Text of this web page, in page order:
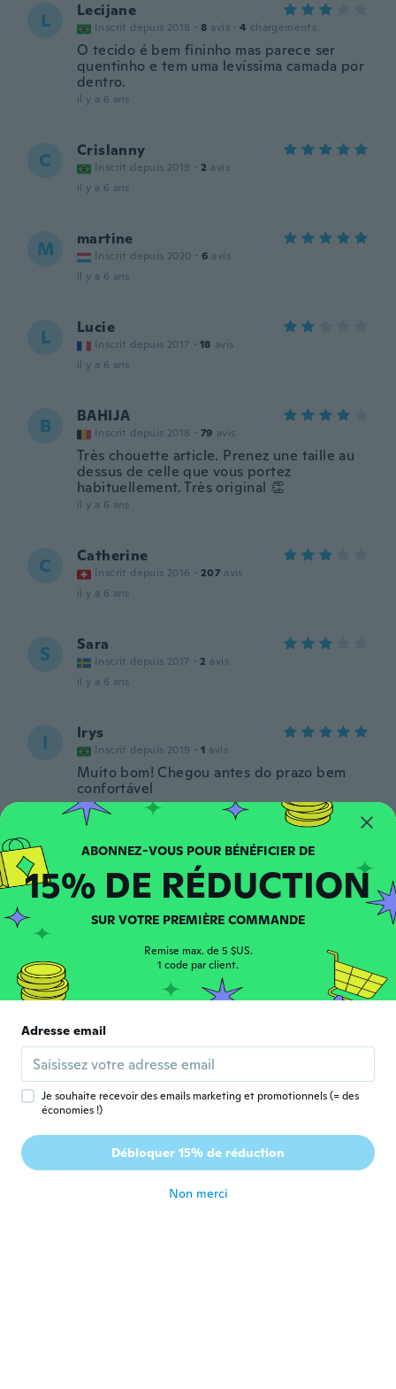
L Lecijane
Inscrit depuis 2018 · 8 avis · 4 chargements
O tecido é bem fininho mas parece ser
quentinho e tem uma levíssima camada por
dentro.
il y a 6 ans
C Crislanny
Inscrit depuis 2019 · 2 avis
il y a 6 ans
M martine
Inscrit depuis 2020 · 6 avis
il y a 6 ans
L Lucie
Inscrit depuis 2017 · 18 avis
il y a 6 ans
B BAHIJA
Inscrit depuis 2018 · 79 avis
Très chouette article. Prenez une taille au
dessus de celle que vous portez
habituellement. Très original 👏
il y a 6 ans
C Catherine
Inscrit depuis 2016 · 207 avis
il y a 6 ans
S Sara
Inscrit depuis 2017 · 2 avis
il y a 6 ans
I Irys
Inscrit depuis 2019 · 1 avis
Muito bom! Chegou antes do prazo bem
confortável
il y a 6 ans
G Ginette
Inscrit depuis 2018 · 63 avis · 1 chargements
Très doux , original
E Inscrit depuis 2015
avis
il y a 6 ans
A Alexandra
Inscrit depuis 2017 · 5 avis
Jenny
Inscrit depuis 2014 · 7 avis
15% DE RÉDUCTION
SUR VOTRE PREMIÈRE COMMANDE
Remise max. de 5 $US.
1 code par client.
Adresse email
Je souhaite recevoir des emails marketing et promotionnels (= des
économies !)
Débloquer 15% de réduction
Non merci